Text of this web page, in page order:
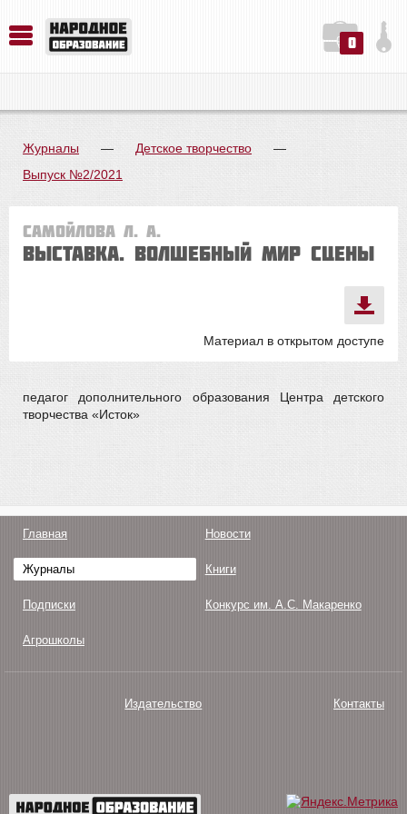
0
Журналы — Детское творчество
—
Выпуск №2/2021
Самойлова Л. А.
Выставка. ВОЛШЕБНЫЙ МИР СЦЕНЫ
Материал в открытом доступе
педагог дополнительного образования Центра детского
творчества «Исток»
Главная Новости
Журналы Книги
Подписки Конкурс им. А.С. Макаренко
Агрошколы
Издательство Контакты